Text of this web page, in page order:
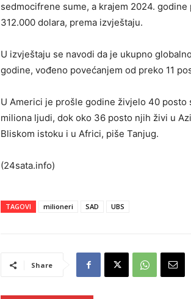
sedmocifrene sume, a krajem 2024.
312.000 dolara, prema izvještaju.
U izvještaju se navodi da je ukupno
godine, vođeno povećanjem od preko 11
U Americi je prošle godine živjelo 40
miliona ljudi, dok oko 36 posto njih živi u
Bliskom istoku i u Africi, piše Tanjug.
(24sata.info)
TAGOVI milioneri SAD UBS
Share